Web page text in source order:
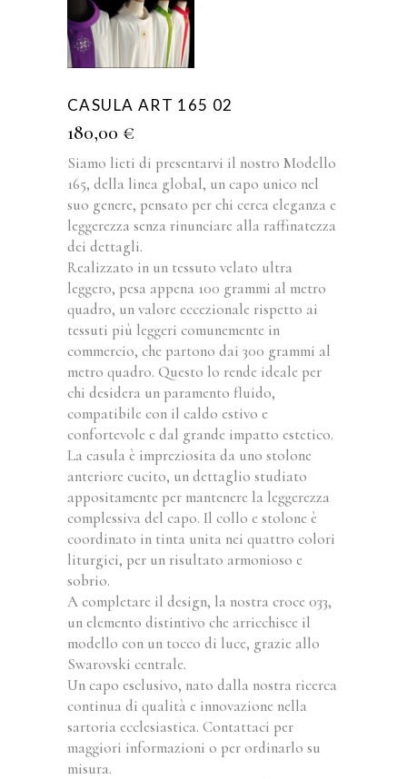
CASULA ART 165 02
180,00 €
Siamo lieti di presentarvi il nostro Modello
165, della linea global, un capo unico nel
suo genere, pensato per chi cerca eleganza e
leggerezza senza rinunciare alla raffinatezza
dei dettagli.
Realizzato in un tessuto velato ultra
leggero, pesa appena 100 grammi al metro
quadro, un valore eccezionale rispetto ai
tessuti più leggeri comunemente in
commercio, che partono dai 300 grammi al
metro quadro. Questo lo rende ideale per
chi desidera un paramento fluido,
compatibile con il caldo estivo e
confortevole e dal grande impatto estetico.
La casula è impreziosita da uno stolone
anteriore cucito, un dettaglio studiato
appositamente per mantenere la leggerezza
complessiva del capo. Il collo e stolone è
coordinato in tinta unita nei quattro colori
liturgici, per un risultato armonioso e
sobrio.
A completare il design, la nostra croce 033,
un elemento distintivo che arricchisce il
modello con un tocco di luce, grazie allo
Swarovski centrale.
Un capo esclusivo, nato dalla nostra ricerca
continua di qualità e innovazione nella
sartoria ecclesiastica. Contattaci per
maggiori informazioni o per ordinarlo su
misura.